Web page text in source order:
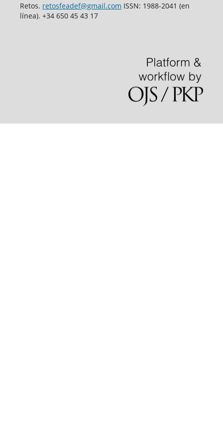
Retos. retosfeadef@gmail.com ISSN: 1988-2041 (en
línea). +34 650 45 43 17